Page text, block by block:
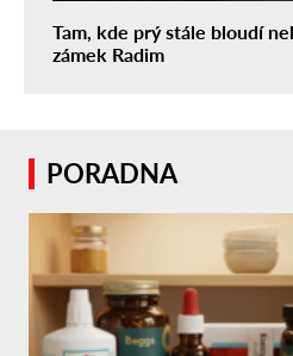
Tam, kde prý stále bloudí
zámek Radim
PORADNA